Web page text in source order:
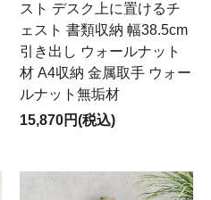
スト デスク上に置けるチ
ェスト 書類収納 幅38.5cm
引き出し ウォールナット
材 A4収納 金属取手 ウォー
ルナット無垢材
15,870円(税込)